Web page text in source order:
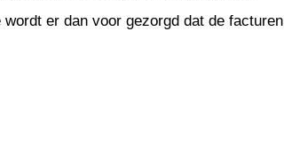
er dan voor gezorgd dat de facturen